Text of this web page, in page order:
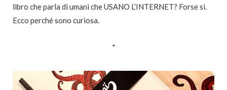
libro che parla di umani che USANO L’INTERNET? Forse sì.
Ecco perché sono curiosa.
*